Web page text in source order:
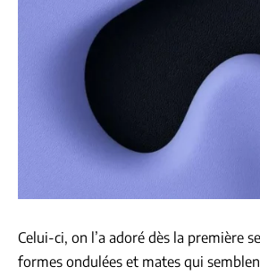
Celui-ci, on l’a adoré dès la première
formes ondulées et mates qui